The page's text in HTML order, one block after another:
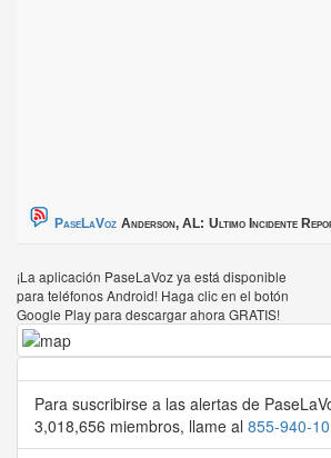
PaseLaVoz Anderson, AL: Ultimo Incidente
¡La aplicación PaseLaVoz ya está disponible
para teléfonos Android! Haga clic en el botón
Google Play para descargar ahora GRATIS!
Para suscribirse a las alertas de
3,018,656 miembros, llame al 855-940-